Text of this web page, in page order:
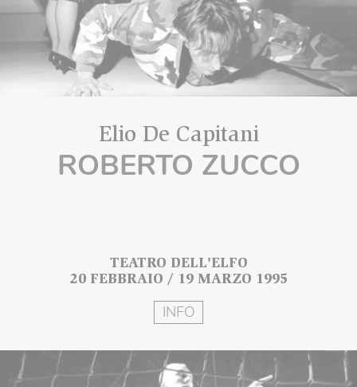
Elio De Capitani
ROBERTO ZUCCO
TEATRO DELL'ELFO
20 FEBBRAIO / 19 MARZO 1995
INFO